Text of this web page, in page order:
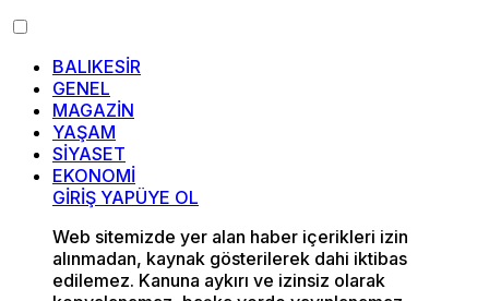
BALIKESİR
GENEL
MAGAZİN
YAŞAM
SİYASET
EKONOMİ
GİRİŞ YAPÜYE OL
Web sitemizde yer alan haber içerikleri izin
alınmadan, kaynak gösterilerek dahi iktibas
edilemez. Kanuna aykırı ve izinsiz olarak